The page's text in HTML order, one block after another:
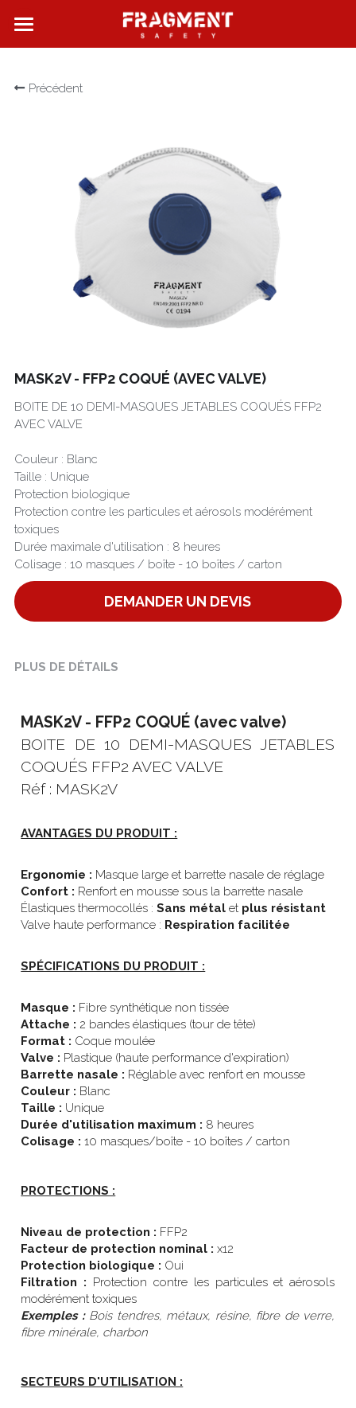
FRAGMENT SAFETY
QUI SOMMES NOUS ?
NOS BOUTIQUES
CONTACT
Français
Français
Português
Précédent
MASK2V - FFP2 COQUÉ (AVEC VALVE)
BOITE DE 10 DEMI-MASQUES JETABLES COQUÉS FFP2
AVEC VALVE
Couleur : Blanc
Taille : Unique
Protection biologique
Protection contre les particules et aérosols modérément
toxiques
Durée maximale d'utilisation : 8 heures
Colisage : 10 masques / boîte - 10 boîtes / carton
DEMANDER UN DEVIS
PLUS DE DÉTAILS
MASK2V - FFP2 COQUÉ (avec valve)
BOITE DE 10 DEMI-MASQUES JETABLES
COQUÉS FFP2 AVEC VALVE
Réf : MASK2V
AVANTAGES DU PRODUIT :
Ergonomie : Masque large et barrette nasale de réglage
Confort : Renfort en mousse sous la barrette nasale
Élastiques thermocollés : Sans métal et plus résistant
Valve haute performance : Respiration facilitée
SPÉCIFICATIONS DU PRODUIT :
Masque : Fibre synthétique non tissée
Attache : 2 bandes élastiques (tour de tête)
Format : Coque moulée
Valve : Plastique (haute performance d'expiration)
Barrette nasale : Réglable avec renfort en mousse
Couleur : Blanc
Taille : Unique
Durée d'utilisation maximum : 8 heures
Colisage : 10 masques/boîte - 10 boîtes / carton
PROTECTIONS :
Niveau de protection : FFP2
Facteur de protection nominal : x12
Protection biologique : Oui
Filtration : Protection contre les particules et aérosols
modérément toxiques
Exemples : Bois tendres, métaux, résine, fibre de verre,
fibre minérale, charbon
SECTEURS D'UTILISATION :